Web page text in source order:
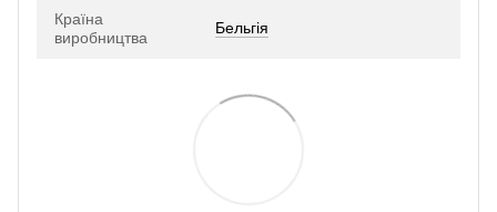
Країна
виробництва
Бельгія